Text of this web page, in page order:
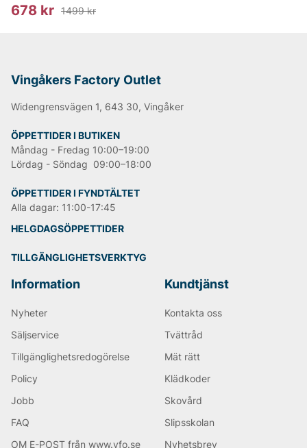
678 kr 1499 kr
Vingåkers Factory Outlet
Widengrensvägen 1, 643 30, Vingåker
ÖPPETTIDER I BUTIKEN
Måndag - Fredag 10:00–19:00
Lördag - Söndag 09:00–18:00
ÖPPETTIDER I FYNDTÄLTET
Alla dagar: 11:00-17:45
HELGDAGSÖPPETTIDER
TILLGÄNGLIGHETSVERKTYG
Information
Nyheter
Säljservice
Tillgänglighetsredogörelse
Policy
Jobb
FAQ
OM E-POST från www.vfo.se
Kundtjänst
Kontakta oss
Tvättråd
Mät rätt
Klädkoder
Skovård
Slipsskolan
Nyhetsbrev